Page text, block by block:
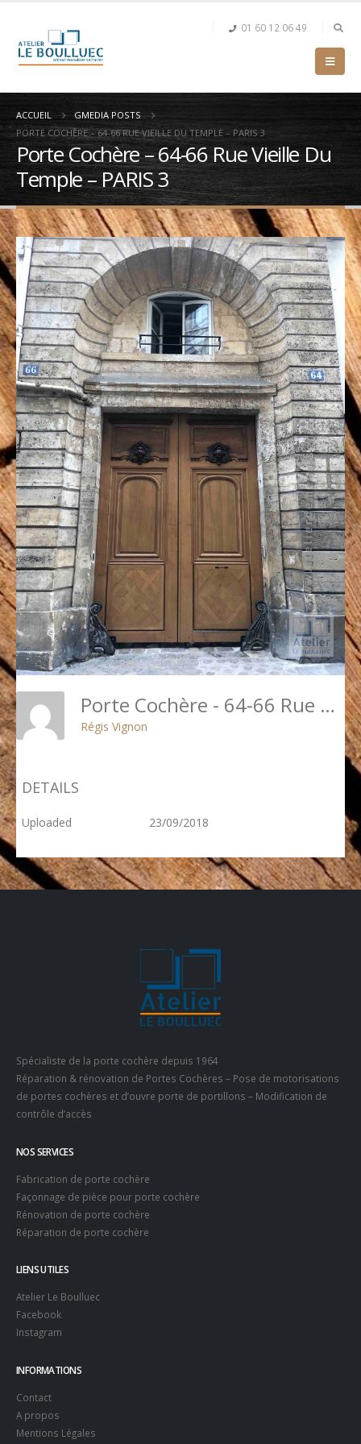
01 60 12 06 49
ACCUEIL
GMEDIA POSTS
PORTE COCHÈRE – 64-66 RUE VIEILLE DU TEMPLE – PARIS 3
Porte Cochère – 64-66 Rue Vieille Du
Temple – PARIS 3
Porte Cochère - 64-66 Rue Vieille Du Temple - PARIS 3
Régis Vignon
DETAILS
Uploaded 23/09/2018
Spécialiste de la porte cochère depuis 1964
Réparation & rénovation de Portes Cochères – Pose de motorisations
de portes cochères et d’ouvre porte de portillons – Modification de
contrôle d’accès
NOS SERVICES
Fabrication de porte cochère
Façonnage de pièce pour porte cochère
Rénovation de porte cochère
Réparation de porte cochère
LIENS UTILES
Atelier Le Boulluec
Facebook
Instagram
INFORMATIONS
Contact
A propos
Mentions Légales